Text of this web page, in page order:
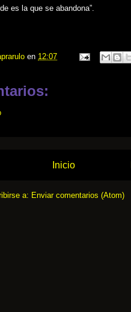
es la que se abandona”.
en 12:07
Inicio
a: Enviar comentarios (Atom)